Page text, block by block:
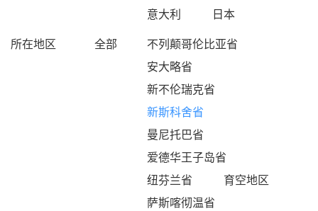
意大利
日本
所在地区
全部
不列颠哥伦比亚省
安大略省
新不伦瑞克省
新斯科舍省
曼尼托巴省
爱德华王子岛省
纽芬兰省
育空地区
萨斯喀彻温省